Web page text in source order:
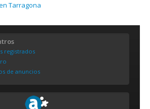
Tarragona
registrados
de anuncios